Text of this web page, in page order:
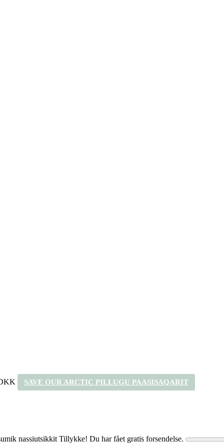
SAVE OUR ARCTIC PILLUGU PAASISAQARIT
nassiutsikkit Tillykke! Du har fået gratis forsendelse.